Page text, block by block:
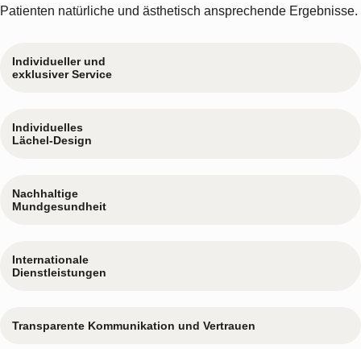
Patienten natürliche und ästhetisch ansprechende Ergebnisse.
Individueller und
exklusiver Service
Individuelles
Lächel-Design
Nachhaltige
Mundgesundheit
Internationale
Dienstleistungen
Transparente Kommunikation und Vertrauen